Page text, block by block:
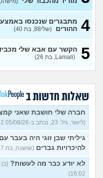
איך אני אמורה להתמודד עם
המצב?
(אנונימית, בת 21)
אני רוצה לנתק איתו קשר ולא
נערה בת 18 שרוצה לצאת
ההורים
(אנונימי, בת 18)
סבתא אהובה, בודדה
ומשתוללת (רק נכד, בן 28)
האם אח שלי מקנא/שונא
אשתי?
(אורי, בן 33)
הבת שלי מדוכדכת שאני
מבוגרים... איך מתמודדים? (.,
בת 45)
יש לי אפוטרופוס ואני לא
למה
(זורו, בן 40)
4 מתבגרים שנכנסו
ההורים (שלי88, בת 40)
5 הקשר עם אבא שלי מכביד
(Lamali, בת 26)
שאלות חדשות ב
חברה שלי חושבת שאני
(ליאור, גיל: 23, נכתב ב-05/08/26 16:22)
גיליתי שבן זוגי היה בעבר
להיכרויות גברים (שושנה, בת 37, כתבה ב-05/08/26 16:13)
לא יודע כבר מה לעשות?
16:02)